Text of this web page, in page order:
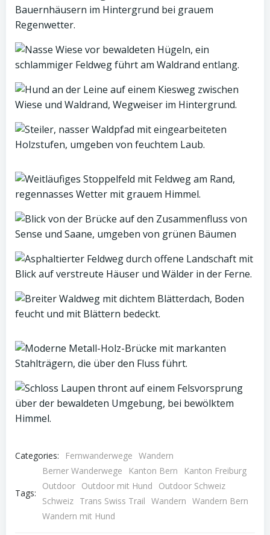
Categories: Fernwanderwege Wandern
Tags:
Berner Wanderwege Kanton Bern
Kanton Freiburg
Outdoor Outdoor mit Hund
Outdoor Schweiz
Schweiz Trans Swiss Trail Wandern Wandern Bern
Wandern mit Hund